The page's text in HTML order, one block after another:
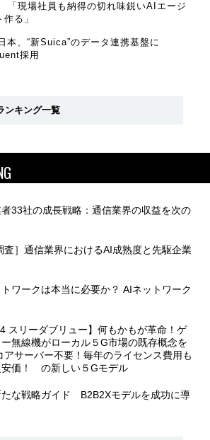
「現場社員も納得の切れ味鋭いAIエージ
作る」
本、“新Suica”のデータ連携基盤に
採用
ンキング一覧
33社の成長戦略：通信業界の収益を次の
査］通信業界におけるAI成熟度と先駆企業
ワークは本当に必要か？ AIネットワーク
4 スリーダブリュー】何もかもが革命！ゲ
無線機がローカル５G市場の既存概念を
アサーバー不要！毎年のライセンス費用も
安価！ の新しい５Gモデル
な戦略ガイド B2B2Xモデルを成功に導